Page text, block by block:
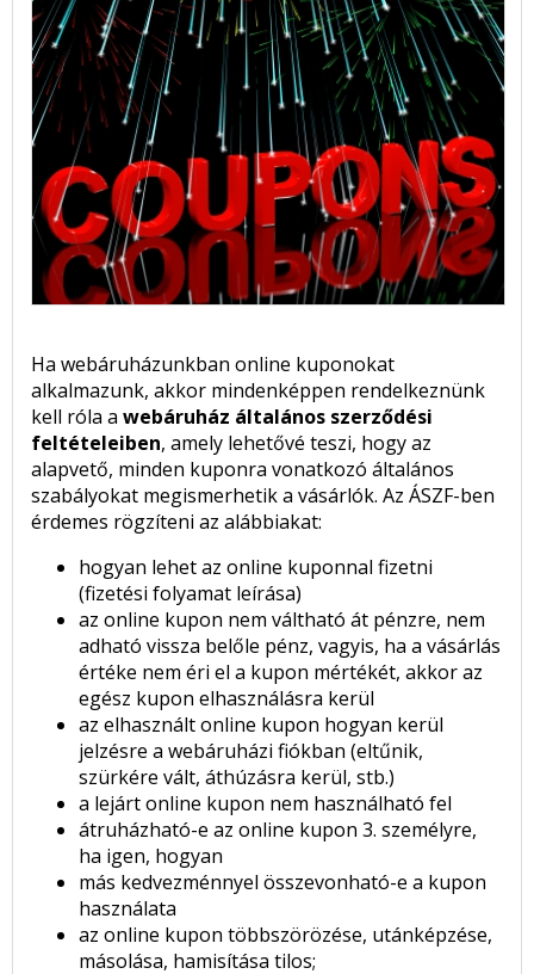
Ha webáruházunkban online kuponokat
alkalmazunk, akkor mindenképpen rendelkeznünk
kell róla a webáruház általános szerződési
feltételeiben, amely lehetővé teszi, hogy az
alapvető, minden kuponra vonatkozó általános
szabályokat megismerhetik a vásárlók. Az ÁSZF-ben
érdemes rögzíteni az alábbiakat:
hogyan lehet az online kuponnal fizetni
(fizetési folyamat leírása)
az online kupon nem váltható át pénzre, nem
adható vissza belőle pénz, vagyis, ha a vásárlás
értéke nem éri el a kupon mértékét, akkor az
egész kupon elhasználásra kerül
az elhasznált online kupon hogyan kerül
jelzésre a webáruházi fiókban (eltűnik,
szürkére vált, áthúzásra kerül, stb.)
a lejárt online kupon nem használható fel
átruházható-e az online kupon 3. személyre,
ha igen, hogyan
más kedvezménnyel összevonható-e a kupon
használata
az online kupon többszörözése, utánképzése,
másolása, hamisítása tilos;